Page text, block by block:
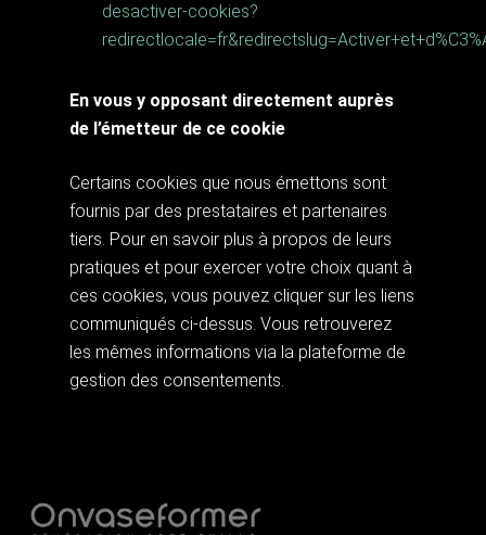
desactiver-cookies?
En vous y opposant directement auprès
de l’émetteur de ce cookie
Certains cookies que nous émettons sont
fournis par des prestataires et partenaires
tiers. Pour en savoir plus à propos de leurs
pratiques et pour exercer votre choix quant à
ces cookies, vous pouvez cliquer sur les liens
communiqués ci-dessus. Vous retrouverez
les mêmes informations via la plateforme de
gestion des consentements.